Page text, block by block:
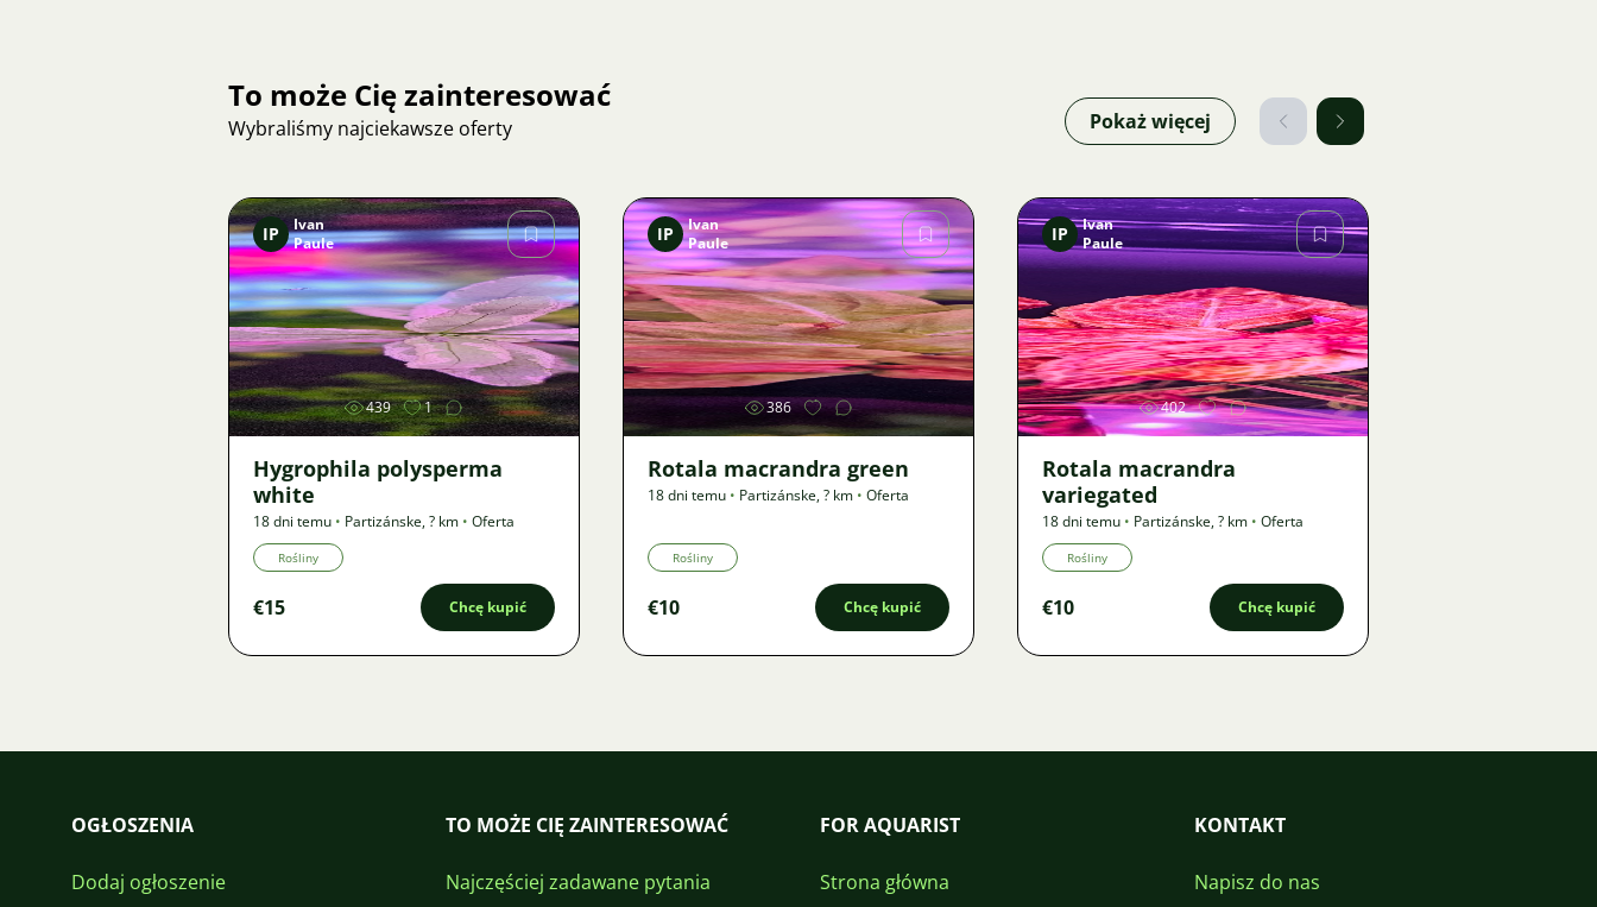
To może Cię zainteresować
Wybraliśmy najciekawsze oferty Pokaż więcej
Zdjęcie
IP
Ivan
Paule
439 1
Hygrophila polysperma
white
18 dni temu • Partizánske,? km • Oferta
Rośliny
€15 Chcę kupić
Zdjęcie
IP
Ivan
Paule
386
Rotala macrandra green
18 dni temu • Partizánske,? km • Oferta
Rośliny
€10 Chcę kupić
Zdjęcie
IP
Ivan
Paule
402
Rotala macrandra
variegated
18 dni temu • Partizánske,? km • Oferta
Rośliny
€10 Chcę kupić
OGŁOSZENIA
Dodaj ogłoszenie
TO MOŻE CIĘ ZAINTERESOWAĆ
Najczęściej zadawane pytania
FOR AQUARIST
Strona główna
KONTAKT
Napisz do nas